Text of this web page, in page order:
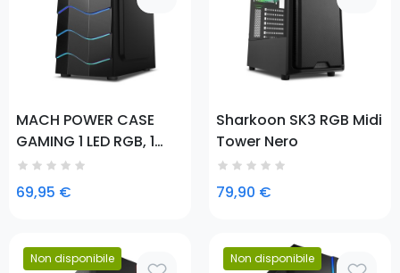
MACH POWER CASE
GAMING 1 LED RGB, 1
FAN RGB, 3 USB, ACRYL.
PANEL
69,95 €
Sharkoon SK3 RGB Midi
Tower Nero
79,90 €
Non disponibile Non disponibile